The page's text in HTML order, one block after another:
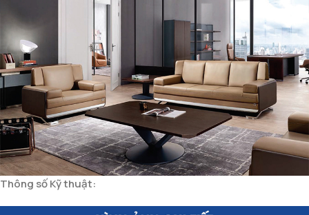
Thông số Kỹ thuật: